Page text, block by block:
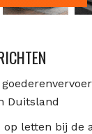
Duitsland
op letten bij de